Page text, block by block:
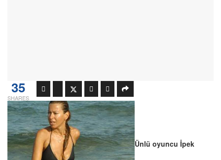
35
SHARES
Ünlü oyuncu İpek